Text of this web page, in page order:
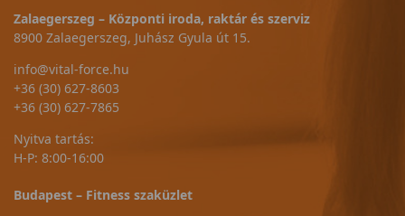
Zalaegerszeg – Központi iroda, raktár és szerviz
8900 Zalaegerszeg, Juhász Gyula út 15.
info@vital-force.hu
+36 (30) 627-8603
+36 (30) 627-7865
Nyitva tartás:
H-P: 8:00-16:00
Budapest – Fitness szaküzlet